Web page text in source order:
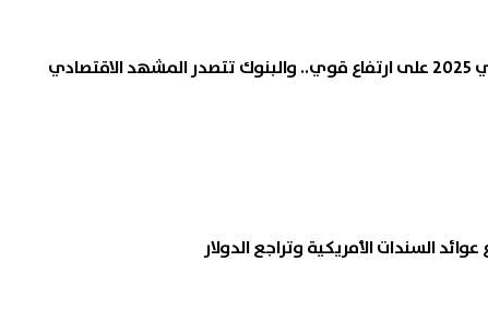
السندات الأمريكية وتراجع الدولار